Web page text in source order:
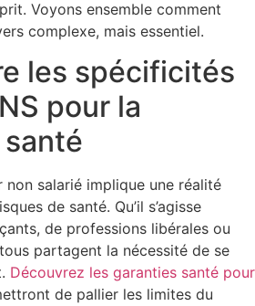
Voyons ensemble comment
complexe, mais essentiel.
les spécificités
pour la
salarié implique une réalité
de santé. Qu’il s’agisse
de professions libérales ou
partagent la nécessité de se
Découvrez les garanties santé pour
de pallier les limites du